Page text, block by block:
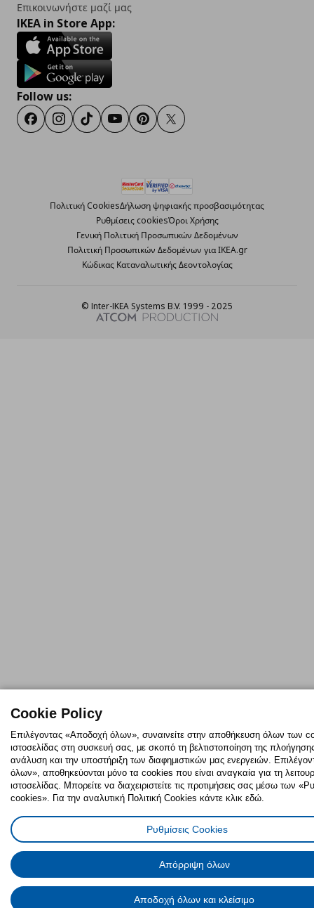
Επικοινωνήστε μαζί μας
IKEA in Store App:
Follow us:
FacebookInstagram
TikTokYoutubePinterestTwitter
Πολιτική CookiesΔήλωση ψηφιακής προσβασιμότητας
Ρυθμίσεις cookiesΌροι Χρήσης
Γενική Πολιτική Προσωπικών Δεδομένων
Πολιτική Προσωπικών Δεδομένων για ΙΚΕΑ.gr
Κώδικας Καταναλωτικής Δεοντολογίας
© Inter-IKEA Systems B.V. 1999 - 2025
Cookie Policy
Επιλέγοντας «Αποδοχή όλων», συναινείτε στην αποθήκευση όλων των
ιστοσελίδας στη συσκευή σας, με σκοπό τη βελτιστοποίηση της
ανάλυση και την υποστήριξη των διαφημιστικών μας ενεργειών.
όλων», αποθηκεύονται μόνο τα cookies που είναι αναγκαία για τη
ιστοσελίδας. Μπορείτε να διαχειριστείτε τις προτιμήσεις σας μέσω των
cookies». Για την αναλυτική Πολιτική Cookies κάντε κλικ εδώ.
Ρυθμίσεις Cookies
Απόρριψη όλων
Αποδοχή όλων και κλείσιμο